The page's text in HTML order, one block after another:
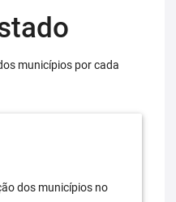
municípios por cada
dos municípios no